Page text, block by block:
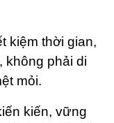
kiệm thời gian,
không phải di
mỏi.
kiến, vững